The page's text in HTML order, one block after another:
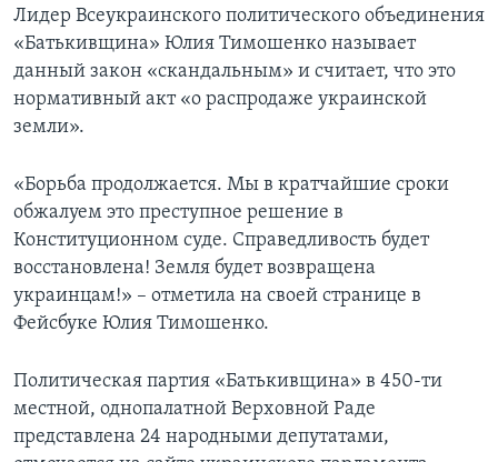
Лидер Всеукраинского политического объединения
«Батькивщина» Юлия Тимошенко называет
данный закон «скандальным» и считает, что это
нормативный акт «о распродаже украинской
земли».
«Борьба продолжается. Мы в кратчайшие сроки
обжалуем это преступное решение в
Конституционном суде. Справедливость будет
восстановлена! Земля будет возвращена
украинцам!» – отметила на своей странице в
Фейсбуке Юлия Тимошенко.
Политическая партия «Батькивщина» в 450-ти
местной, однопалатной Верховной Раде
представлена 24 народными депутатами,